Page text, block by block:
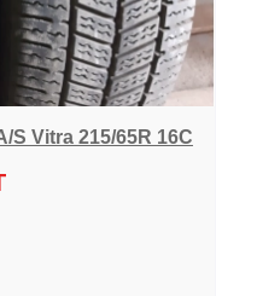
S Vitra 215/65R 16C